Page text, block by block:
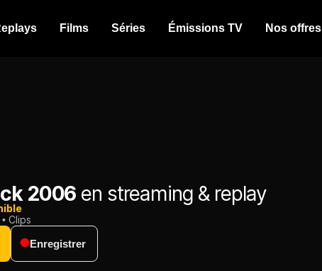
Films Séries Émissions TV Nos offres
2006 en streaming & replay
Clips
Enregistrer